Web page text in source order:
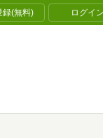
録(無料) ログイン